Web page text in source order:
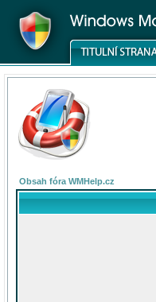
Obsah fóra WMHelp.cz